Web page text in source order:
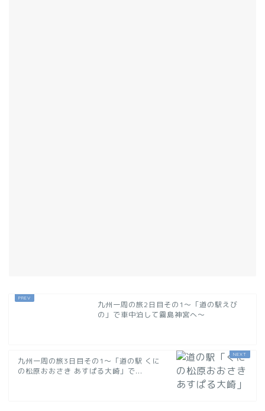
九州一周の旅2日目その1〜「道の駅えび
の」で車中泊して霧島神宮へ〜
九州一周の旅3日目その1〜「道の駅 くに
の松原おおさき あすぱる大崎」で...